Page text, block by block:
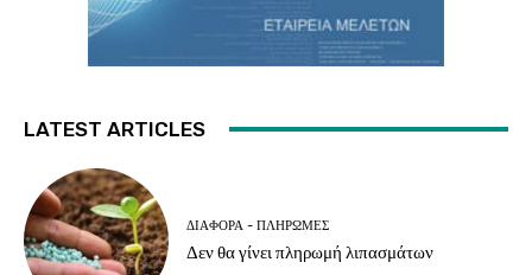
LATEST ARTICLES
ΔΙΆΦΟΡΑ - ΠΛΗΡΩΜΈΣ
Δεν θα γίνει πληρωμή λιπασμάτων